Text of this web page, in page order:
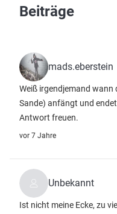
Beiträge
mads.eberstein
Weiß irgendjemand wann
Sande) anfängt und
Antwort freuen.
vor 7 Jahre
Unbekannt
Ist nicht meine Ecke, zu